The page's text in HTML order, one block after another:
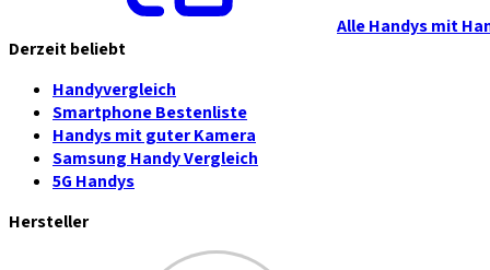
Alle Handys mit
Derzeit beliebt
Handyvergleich
Smartphone Bestenliste
Handys mit guter Kamera
Samsung Handy Vergleich
5G Handys
Hersteller